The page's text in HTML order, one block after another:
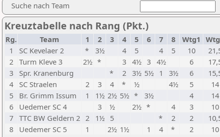
Suche nach Team
Kreuztabelle nach Rang (Pkt.)
Rg. Team 1 2 3 4 5 6 7 8 Wtg1
1
SC Kevelaer 2 * 3½ 4 5 4 5 10
2 Turm Kleve 3 2½ * 3 4½ 3 4½ 6
3
Spr. Kranenburg * 2 3½ 5½ 1 3½ 6
4
SC Straelen 2 3 4 * ½ 4½ 5
14
5
Br. Grimm Issum 1 1½ 2½ 5½ * 3½ 4
14
6
Uedemer SC 4 3 ½ 2½ * 4 3
10
7 TTC BW Geldern 2 2 1½ 5 * 2 2
8
Uedemer SC 5 1 2½ 1½ 1 4 * 2
10